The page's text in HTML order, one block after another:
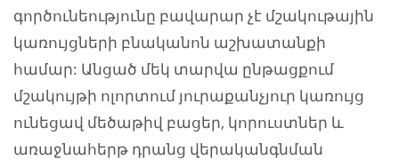
գործունեությունը բավարար չէ մշակութային
կառույցների բնականոն աշխատանքի
համար: Անցած մեկ տարվա ընթացքում
մշակույթի ոլորտում յուրաքանչյուր կառույց
ունեցավ մեծաթիվ բացեր, կորուստներ և
առաջնահերթ դրանց վերականգնման